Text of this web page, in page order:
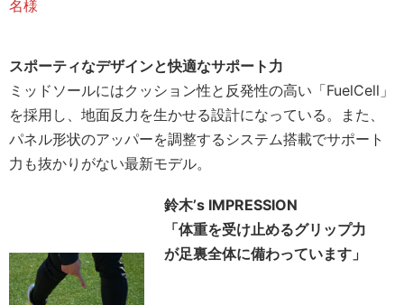
名様
スポーティなデザインと快適なサポート力
ミッドソールにはクッション性と反発性の高い「FuelCell」
を採用し、地面反力を生かせる設計になっている。また、
パネル形状のアッパーを調整するシステム搭載でサポート
力も抜かりがない最新モデル。
鈴木’s IMPRESSION
「体重を受け止めるグリップ力
が足裏全体に備わっています」